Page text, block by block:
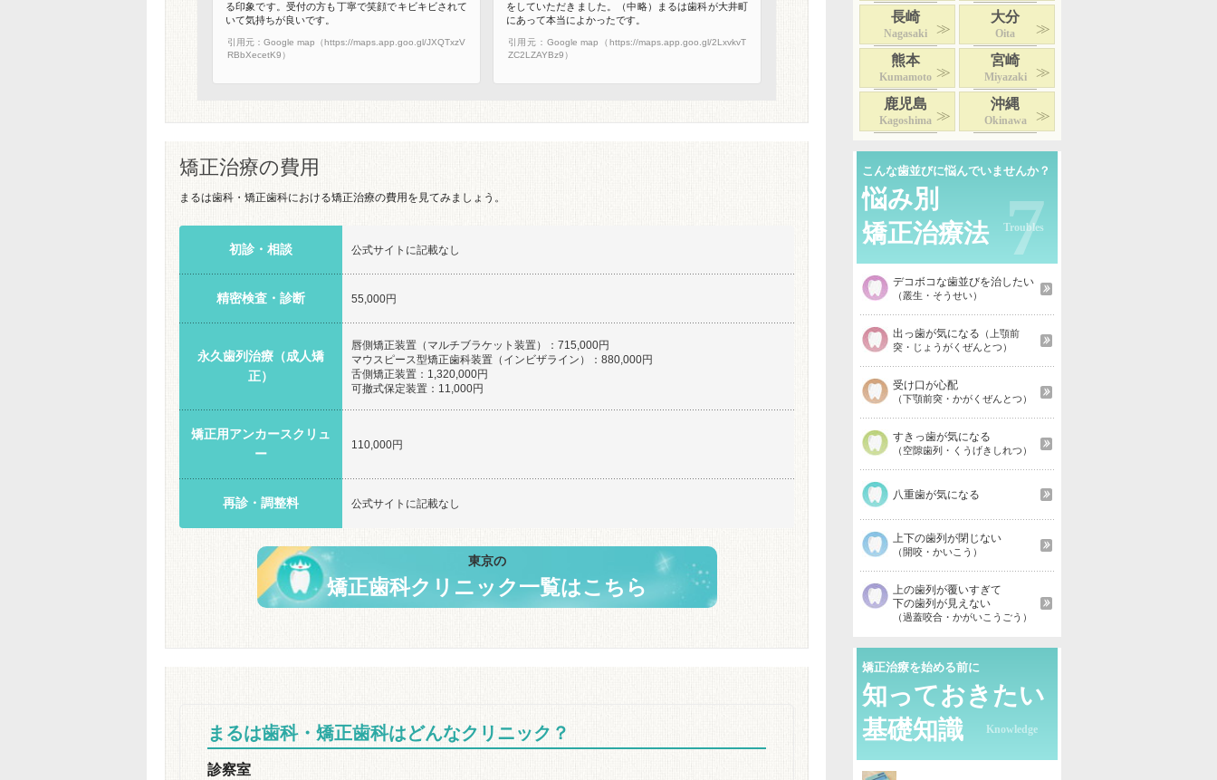
る印象です。受付の方も丁寧で笑顔でキビキビされて
いて気持ちが良いです。
引用元：Google map（https://maps.app.goo.gl/JXQTxzV
RBbXecetK9）
をしていただきました。（中略）まるは歯科が大井町
にあって本当によかったです。
引用元：Google map（https://maps.app.goo.gl/2LxvkvT
ZC2LZAYBz9）
矯正治療の費用
まるは歯科・矯正歯科における矯正治療の費用を見てみましょう。
初診・相談 公式サイトに記載なし
精密検査・診断 55,000円
永久歯列治療（成人矯
正）
唇側矯正装置（マルチブラケット装置）：715,000円
マウスピース型矯正歯科装置（インビザライン）：880,000円
舌側矯正装置：1,320,000円
可撤式保定装置：11,000円
矯正用アンカースクリュ
ー
110,000円
再診・調整料 公式サイトに記載なし
東京の
矯正歯科クリニック一覧はこちら
まるは歯科・矯正歯科はどんなクリニック？
診察室
長崎
Nagasaki
大分
Oita
熊本
Kumamoto
宮崎
Miyazaki
鹿児島
Kagoshima
沖縄
Okinawa
こんな歯並びに悩んでいませんか？
悩み別
矯正治療法 7
デコボコな歯並びを治したい
（叢生・そうせい）
出っ歯が気になる （上顎前
突・じょうがくぜんとつ）
受け口が心配
（下顎前突・かがくぜんとつ）
すきっ歯が気になる
（空隙歯列・くうげきしれつ）
八重歯が気になる
上下の歯列が閉じない
（開咬・かいこう）
上の歯列が覆いすぎて
下の歯列が見えない
（過蓋咬合・かがいこうごう）
矯正治療を始める前に
知っておきたい
基礎知識